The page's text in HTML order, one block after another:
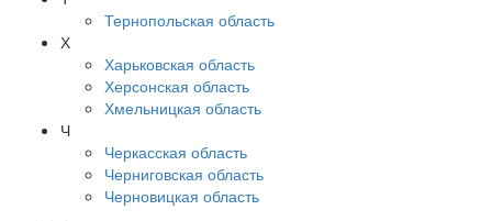
Тернопольская область
Х
Харьковская область
Херсонская область
Хмельницкая область
Ч
Черкасская область
Черниговская область
Черновицкая область